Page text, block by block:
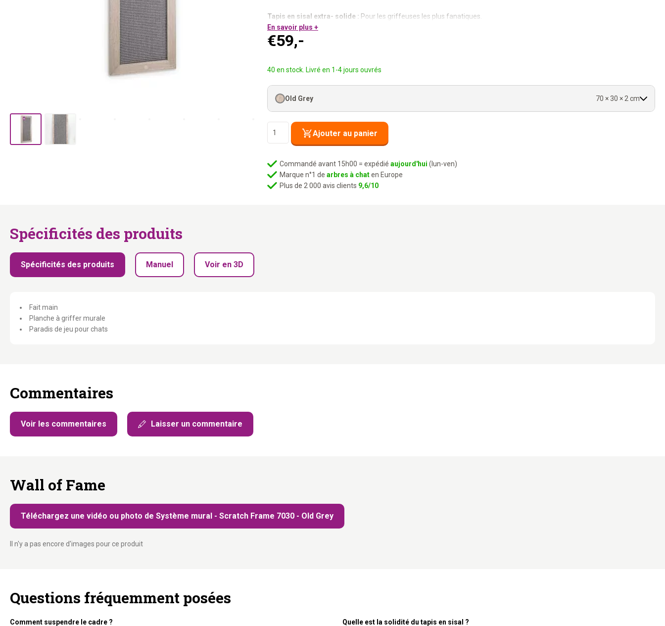
Tapis en sisal extra- solide : Pour les griffeuses les plus fanatiques.
Bords en bois d’eucalyptus vieux gris :
Tapis par velcro :
Barre en Z incluse :
Elle griffe sur le mur. Tes meubles sont sauvés.
En savoir plus +
€59,-
40 en stock. Livré en 1-4 jours ouvrés
Old Grey 70 × 30 × 2 cm
quantité
de
Système
mural
Scratch
Ajouter au panier
Commandé avant 15h00 = expédié aujourd'hui (lun-ven)
Marque n°1 de arbres à chaten Europe
Plus de 2 000 avis clients 9,6/10
Spécificités des produits
Spécificités des produits Manuel Voir en 3D
Fait main
Planche à griffer murale
Paradis de jeu pour chats
Commentaires
Voir les commentaires Laisser un commentaire
Wall of Fame
Téléchargez une vidéo ou photo de Système mural - Scratch Frame 7030 - Old Grey
Il n'y a pas encore d'images pour ce produit
Questions fréquemment posées
Comment suspendre le cadre ?
Quelle est la solidité du tapis en sisal ?